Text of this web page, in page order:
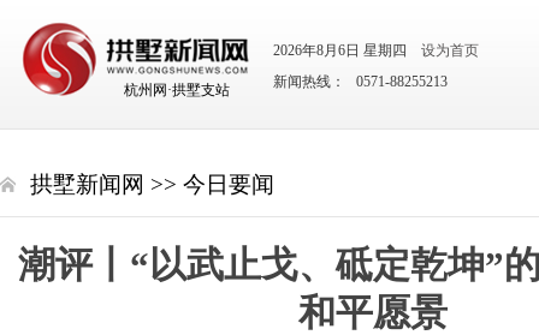
杭州网·拱墅支站
2026年8月6日 星期四
设为首页
新闻热线： 0571-88255213
拱墅新闻网 >> 今日要闻
潮评丨“以武止戈、砥定乾坤”
和平愿景